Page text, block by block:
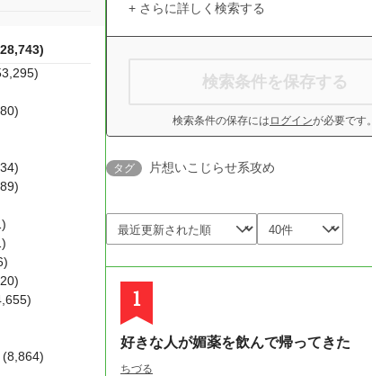
+ さらに詳しく検索する
検索条件を保存する
検索条件の保存には ログインが必要です。
タグ 片想いこじらせ系攻め
1
好きな人が媚薬を飲んで帰ってきた
ちづる
(8,864)